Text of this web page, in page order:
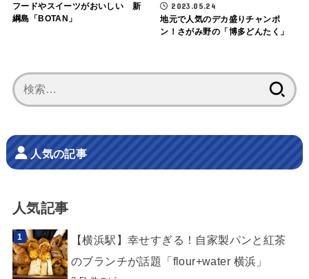
フードやスイーツがおいしい 新
綱島「BOTAN」
2023.05.24
地元で人気のデカ盛りチャンポ
ン！さがみ野の「博多どんたく」
索:
人気の記事
人気記事
【横浜駅】幸せすぎる！自家製パンと紅茶
のブランチが話題「flour+water 横浜」